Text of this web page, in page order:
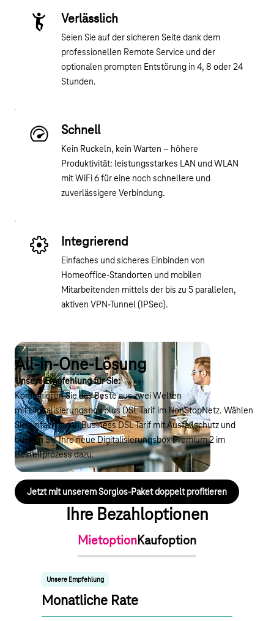
Verlässlich
Seien Sie auf der sicheren Seite dank dem
professionellen Remote Service und der
optionalen prompten Entstörung in 4, 8 oder 24
Stunden.
Schnell
Kein Ruckeln, kein Warten – höhere
Produktivität: leistungsstarkes LAN und WLAN
mit WiFi 6 für eine noch schnellere und
zuverlässigere Verbindung.
Integrierend
Einfaches und sicheres Einbinden von
Homeoffice-Standorten und mobilen
Mitarbeitenden mittels der bis zu 5 parallelen,
aktiven VPN-Tunnel (IPSec).
All-in-One-Lösung
Unsere Empfehlung für Sie:
Kombinieren Sie das Beste aus zwei Welten
mit Digitalisierungsbox plus DSL Tarif im NonStopNetz. Wählen
Sie einfach einen Business DSL Tarif mit Ausfallschutz und
buchen Sie Ihre neue Digitalisierungsbox Premium 2 im
Bestellprozess dazu.
Jetzt mit unserem Sorglos-Paket doppelt profitieren
Ihre Bezahloptionen
MietoptionKaufoption
Unsere Empfehlung
Monatliche Rate